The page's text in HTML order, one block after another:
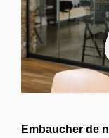
Embaucher de